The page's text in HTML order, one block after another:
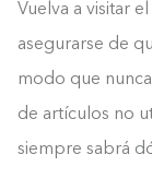
Vuelva a visitar
asegurarse de
modo que
de artículos no
siempre sabrá